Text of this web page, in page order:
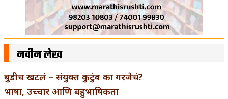
नवीन लेख
बुडीच खटलं – संयुक्त कुटुंब का गरजेचं?
भाषा, उच्चार आणि बहुभाषिकता